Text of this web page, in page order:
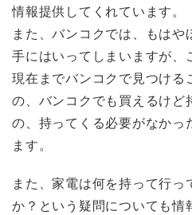
情報提供してくれています。
また、バンコクでは、もは
手にはいってしまいますが
現在までバンコクで見つける
の、バンコクでも買えるけど
の、持ってくる必要がなかっ
ます。
また、家電は何を持って行
か？という疑問についても情